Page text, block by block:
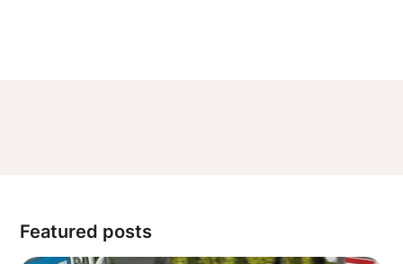
Featured posts